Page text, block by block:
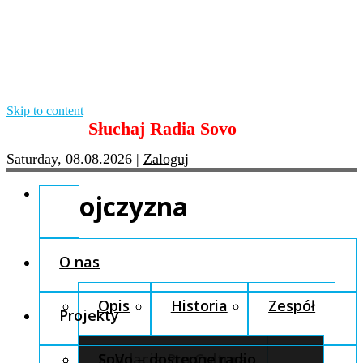
Skip to content
Słuchaj Radia Sovo
Saturday, 08.08.2026 | Zaloguj
O nas
Opis Historia Zespół
Fundacja Pro Cultura
Projekty
SoVo – dostępne radio
ojczyzna